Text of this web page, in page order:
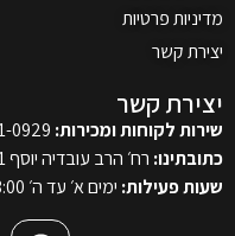
מדיניות פרטיות
יצירת קשר
יצירת קשר
שירות לקוחות ומכירות: 700-4560
כתובתינו: רח׳ הרב עובדיה יוסף 11, פ״ת
שעות פעילות: ימים א׳ עד ה׳ 9:30-23:00, ימי שישי 9:00-14:30